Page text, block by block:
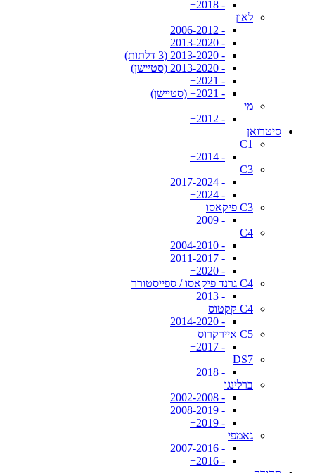
- 2018+
לאון
- 2006-2012
- 2013-2020
- 2013-2020 (3 דלתות)
- 2013-2020 (סטיישן)
- 2021+
- 2021+ (סטיישן)
מי
- 2012+
סיטרואן
C1
- 2014+
C3
- 2017-2024
- 2024+
C3 פיקאסו
- 2009+
C4
- 2004-2010
- 2011-2017
- 2020+
C4 גרנד פיקאסו / ספייסטורר
- 2013+
C4 קקטוס
- 2014-2020
C5 איירקרוס
- 2017+
DS7
- 2018+
ברלינגו
- 2002-2008
- 2008-2019
- 2019+
גאמפי
- 2007-2016
- 2016+